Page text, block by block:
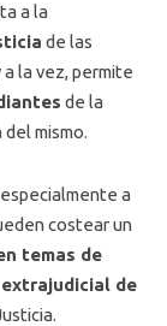
a la
de las
la vez, permite
de la
mismo.
a
costear un
temas de
de